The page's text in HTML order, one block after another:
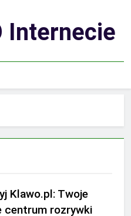
Internecie
Klawo.pl: Twoje
centrum rozrywki